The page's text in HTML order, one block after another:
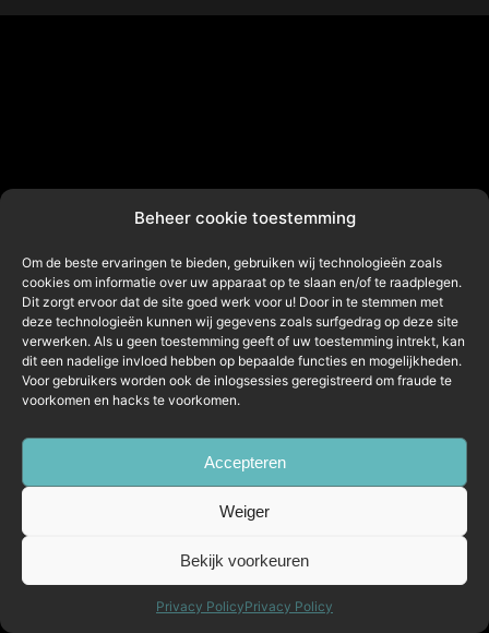
Beheer cookie toestemming
Om de beste ervaringen te bieden, gebruiken wij technologieën zoals
cookies om informatie over uw apparaat op te slaan en/of te raadplegen.
Dit zorgt ervoor dat de site goed werk voor u! Door in te stemmen met
deze technologieën kunnen wij gegevens zoals surfgedrag op deze site
verwerken. Als u geen toestemming geeft of uw toestemming intrekt, kan
dit een nadelige invloed hebben op bepaalde functies en mogelijkheden.
Voor gebruikers worden ook de inlogsessies geregistreerd om fraude te
voorkomen en hacks te voorkomen.
Accepteren
Weiger
Bekijk voorkeuren
Privacy PolicyPrivacy Policy